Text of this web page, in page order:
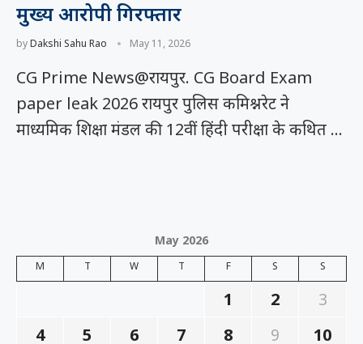
मुख्य आरोपी गिरफ्तार
byDakshi Sahu Rao May 11, 2026
CG Prime News@रायपुर. CG Board Exam
paper leak 2026 रायपुर पुलिस कमिश्नरेट ने
माध्यमिक शिक्षा मंडल की 12वीं हिंदी परीक्षा के कथित …
May 2026
M T W T F S S
1 2
3
4
5 6 7 8 9
10